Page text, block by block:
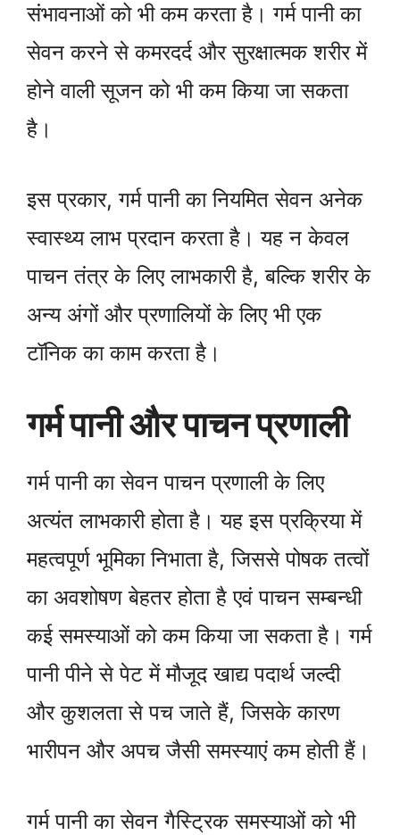
संभावनाओं को भी कम करता है। गर्म पानी का
सेवन करने से कमरदर्द और सुरक्षात्मक शरीर में
होने वाली सूजन को भी कम किया जा सकता
है।
इस प्रकार, गर्म पानी का नियमित सेवन अनेक
स्वास्थ्य लाभ प्रदान करता है। यह न केवल
पाचन तंत्र के लिए लाभकारी है, बल्कि शरीर के
अन्य अंगों और प्रणालियों के लिए भी एक
टॉनिक का काम करता है।
गर्म पानी और पाचन प्रणाली
गर्म पानी का सेवन पाचन प्रणाली के लिए
अत्यंत लाभकारी होता है। यह इस प्रक्रिया में
महत्वपूर्ण भूमिका निभाता है, जिससे पोषक तत्वों
का अवशोषण बेहतर होता है एवं पाचन सम्बन्धी
कई समस्याओं को कम किया जा सकता है। गर्म
पानी पीने से पेट में मौजूद खाद्य पदार्थ जल्दी
और कुशलता से पच जाते हैं, जिसके कारण
भारीपन और अपच जैसी समस्याएं कम होती हैं।
गर्म पानी का सेवन गैस्ट्रिक समस्याओं को भी